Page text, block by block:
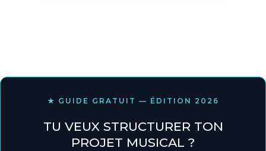
★ GUIDE GRATUIT — ÉDITION 2026
TU VEUX STRUCTURER TON
PROJET MUSICAL ?